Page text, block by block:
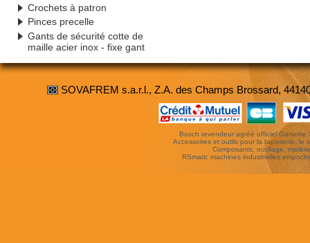
Crochets à patron
Pinces precelle
Gants de sécurité cotte de
maille acier inox - fixe gant
SOVAFREM s.a.r.l., Z.A. des Champs Brossard,
Bosch revendeur agréé officiel Garantie
Accessoires et outils pour la tapisserie, le
Composants, outillage,
RSmatic machines industrielles